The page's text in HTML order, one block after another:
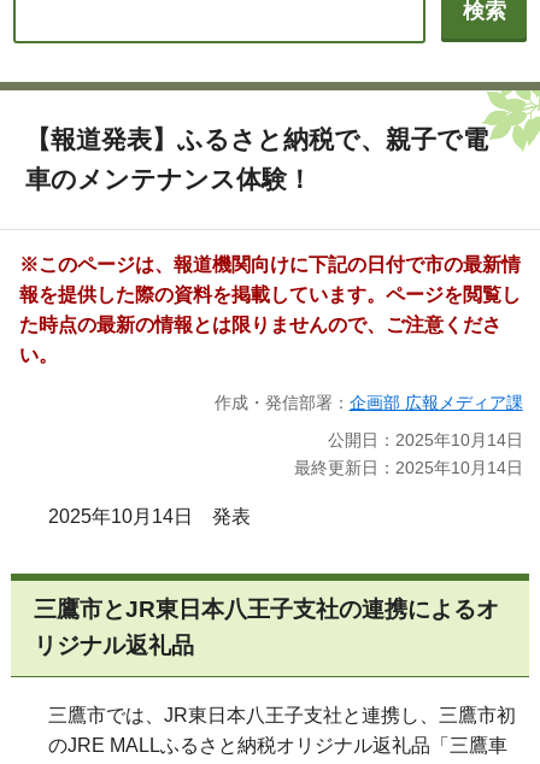
【報道発表】ふるさと納税で、親子で電
車のメンテナンス体験！
※このページは、報道機関向けに下記の日付で市の最新情
報を提供した際の資料を掲載しています。ページを閲覧し
た時点の最新の情報とは限りませんので、ご注意くださ
い。
作成・発信部署： 企画部 広報メディア課
公開日：2025年10月14日
最終更新日：2025年10月14日
2025年10月14日 発表
三鷹市とJR東日本八王子支社の連携によるオ
リジナル返礼品
三鷹市では、JR東日本八王子支社と連携し、三鷹市初
のJRE MALLふるさと納税オリジナル返礼品「三鷹車